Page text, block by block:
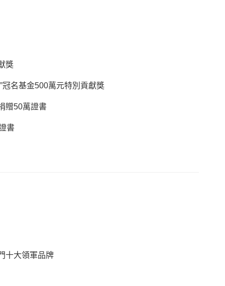
獎
冠名基金500萬元特別貢獻獎
贈50萬證書
書
十大領軍品牌